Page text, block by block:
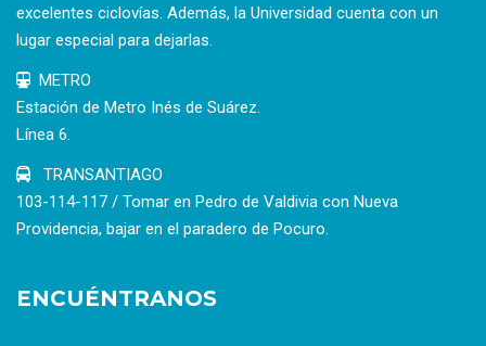
excelentes ciclovías. Además, la Universidad cuenta con un
lugar especial para dejarlas.
METRO
Estación de Metro Inés de Suárez.
Línea 6.
TRANSANTIAGO
103-114-117 / Tomar en Pedro de Valdivia con Nueva
Providencia, bajar en el paradero de Pocuro.
ENCUÉNTRANOS